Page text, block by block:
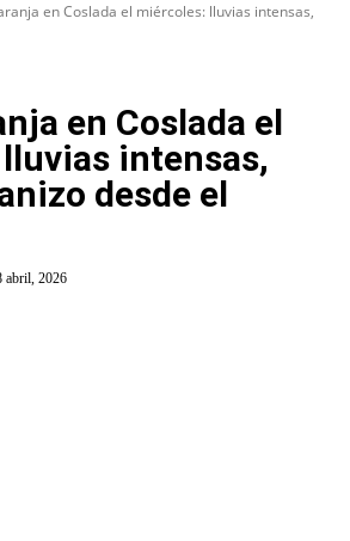
en Coslada el miércoles: lluvias intensas,
en Coslada el
intensas,
desde el
abril, 2026